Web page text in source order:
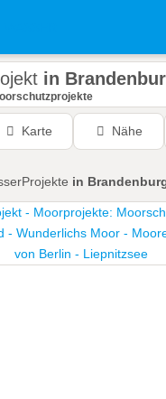
in
Karte Nähe
in